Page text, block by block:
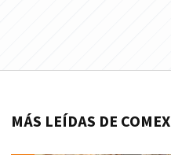
MÁS LEÍDAS DE COMEX